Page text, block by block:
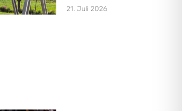
21. Juli 2026